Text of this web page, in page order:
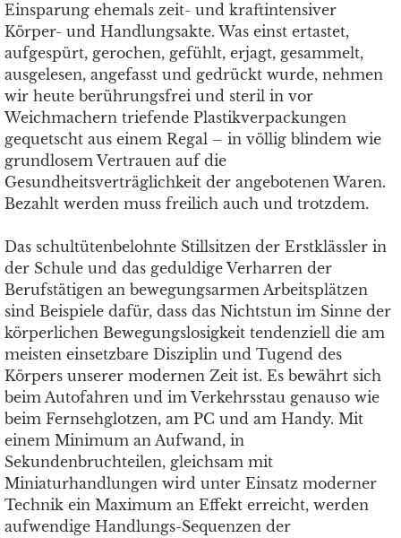
Einsparung ehemals zeit- und kraftintensiver
Körper- und Handlungsakte. Was einst ertastet,
aufgespürt, gerochen, gefühlt, erjagt, gesammelt,
ausgelesen, angefasst und gedrückt wurde, nehmen
wir heute berührungsfrei und steril in vor
Weichmachern triefende Plastikverpackungen
gequetscht aus einem Regal – in völlig blindem wie
grundlosem Vertrauen auf die
Gesundheitsverträglichkeit der angebotenen Waren.
Bezahlt werden muss freilich auch und trotzdem.
Das schultütenbelohnte Stillsitzen der Erstklässler in
der Schule und das geduldige Verharren der
Berufstätigen an bewegungsarmen Arbeitsplätzen
sind Beispiele dafür, dass das Nichtstun im Sinne der
körperlichen Bewegungslosigkeit tendenziell die am
meisten einsetzbare Disziplin und Tugend des
Körpers unserer modernen Zeit ist. Es bewährt sich
beim Autofahren und im Verkehrsstau genauso wie
beim Fernsehglotzen, am PC und am Handy. Mit
einem Minimum an Aufwand, in
Sekundenbruchteilen, gleichsam mit
Miniaturhandlungen wird unter Einsatz moderner
Technik ein Maximum an Effekt erreicht, werden
aufwendige Handlungs-Sequenzen der